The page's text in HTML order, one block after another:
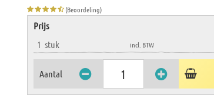
(Beoordeling)
Prijs
1 stuk incl. BTW
Aantal